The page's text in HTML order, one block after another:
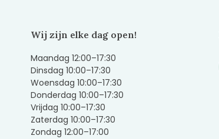
Wij zijn elke dag open!
Maandag 12:00–17:30
Dinsdag 10:00–17:30
Woensdag 10:00–17:30
Donderdag 10:00–17:30
Vrijdag 10:00–17:30
Zaterdag 10:00–17:30
Zondag 12:00–17:00